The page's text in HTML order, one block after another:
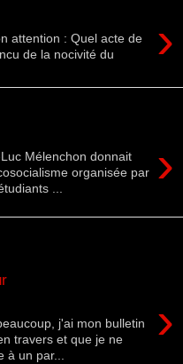
›
attention : Quel acte de
de la nocivité du
›
Mélenchon donnait
organisée par
...
›
j'ai mon bulletin
travers et que je ne
à un par...